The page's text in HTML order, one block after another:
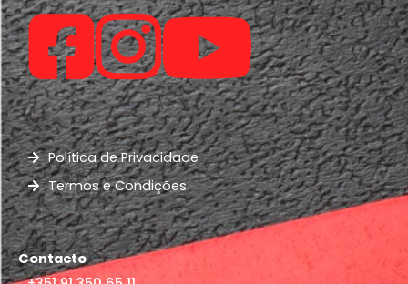
Política de Privacidade
Termos e Condições
Contacto